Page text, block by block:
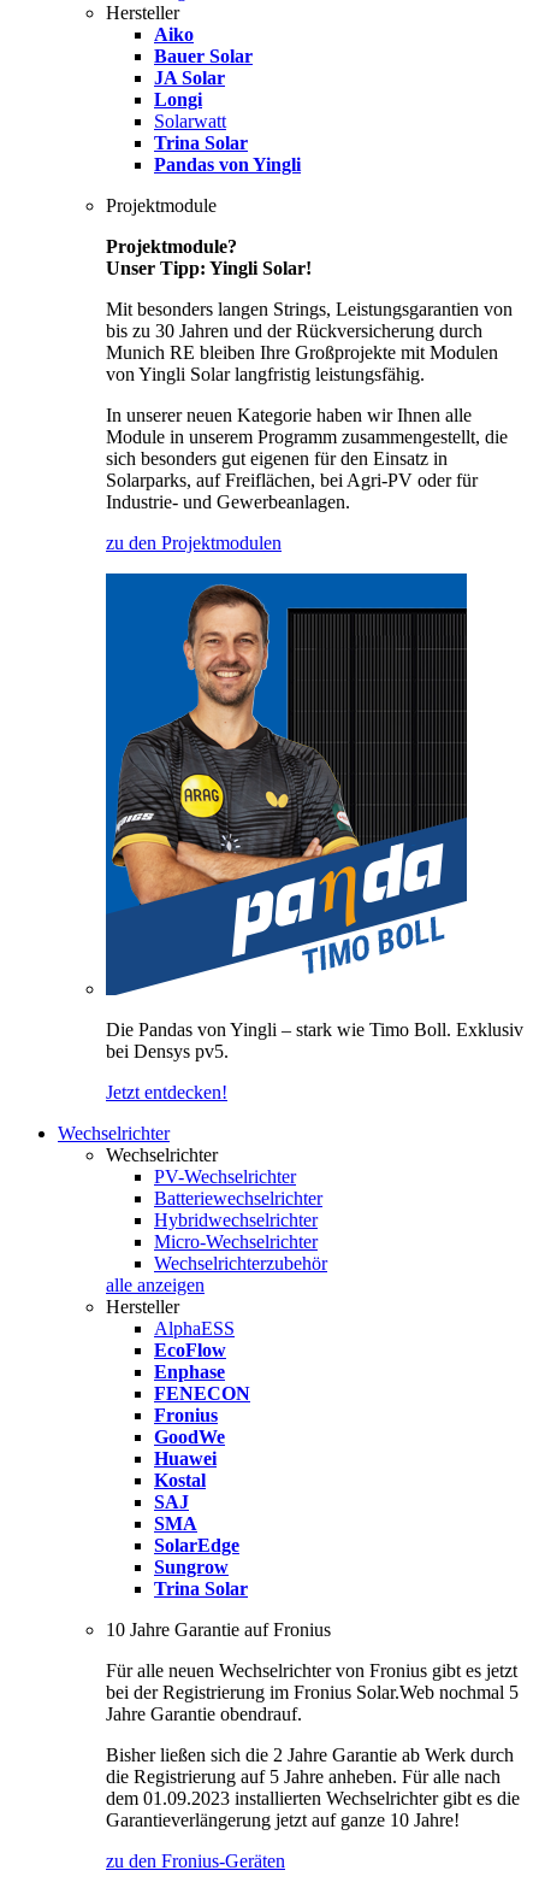
Hersteller
Aiko
Bauer Solar
JA Solar
Longi
Solarwatt
Trina Solar
Pandas von Yingli
Projektmodule
Projektmodule?
Unser Tipp: Yingli Solar!
Mit besonders langen Strings, Leistungsgarantien von
bis zu 30 Jahren und der Rückversicherung durch
Munich RE bleiben Ihre Großprojekte mit Modulen
von Yingli Solar langfristig leistungsfähig.
In unserer neuen Kategorie haben wir Ihnen alle
Module in unserem Programm zusammengestellt, die
sich besonders gut eigenen für den Einsatz in
Solarparks, auf Freiflächen, bei Agri-PV oder für
Industrie- und Gewerbeanlagen.
zu den Projektmodulen
Die Pandas von Yingli – stark wie Timo Boll. Exklusiv
bei Densys pv5.
Jetzt entdecken!
Wechselrichter
Wechselrichter
PV-Wechselrichter
Batteriewechselrichter
Hybridwechselrichter
Micro-Wechselrichter
Wechselrichterzubehör
alle anzeigen
Hersteller
AlphaESS
EcoFlow
Enphase
FENECON
Fronius
GoodWe
Huawei
Kostal
SAJ
SMA
SolarEdge
Sungrow
Trina Solar
10 Jahre Garantie auf Fronius
Für alle neuen Wechselrichter von Fronius gibt es jetzt
bei der Registrierung im Fronius Solar.Web nochmal 5
Jahre Garantie obendrauf.
Bisher ließen sich die 2 Jahre Garantie ab Werk durch
die Registrierung auf 5 Jahre anheben. Für alle nach
dem 01.09.2023 installierten Wechselrichter gibt es die
Garantieverlängerung jetzt auf ganze 10 Jahre!
zu den Fronius-Geräten